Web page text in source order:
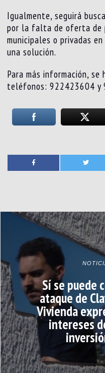
Igualmente, seguirá
por la falta de oferta de
municipales o privadas
una solución.
Para más información,
teléfonos: 922423604 y
Sí se puede
ataque de
Vivienda
intereses